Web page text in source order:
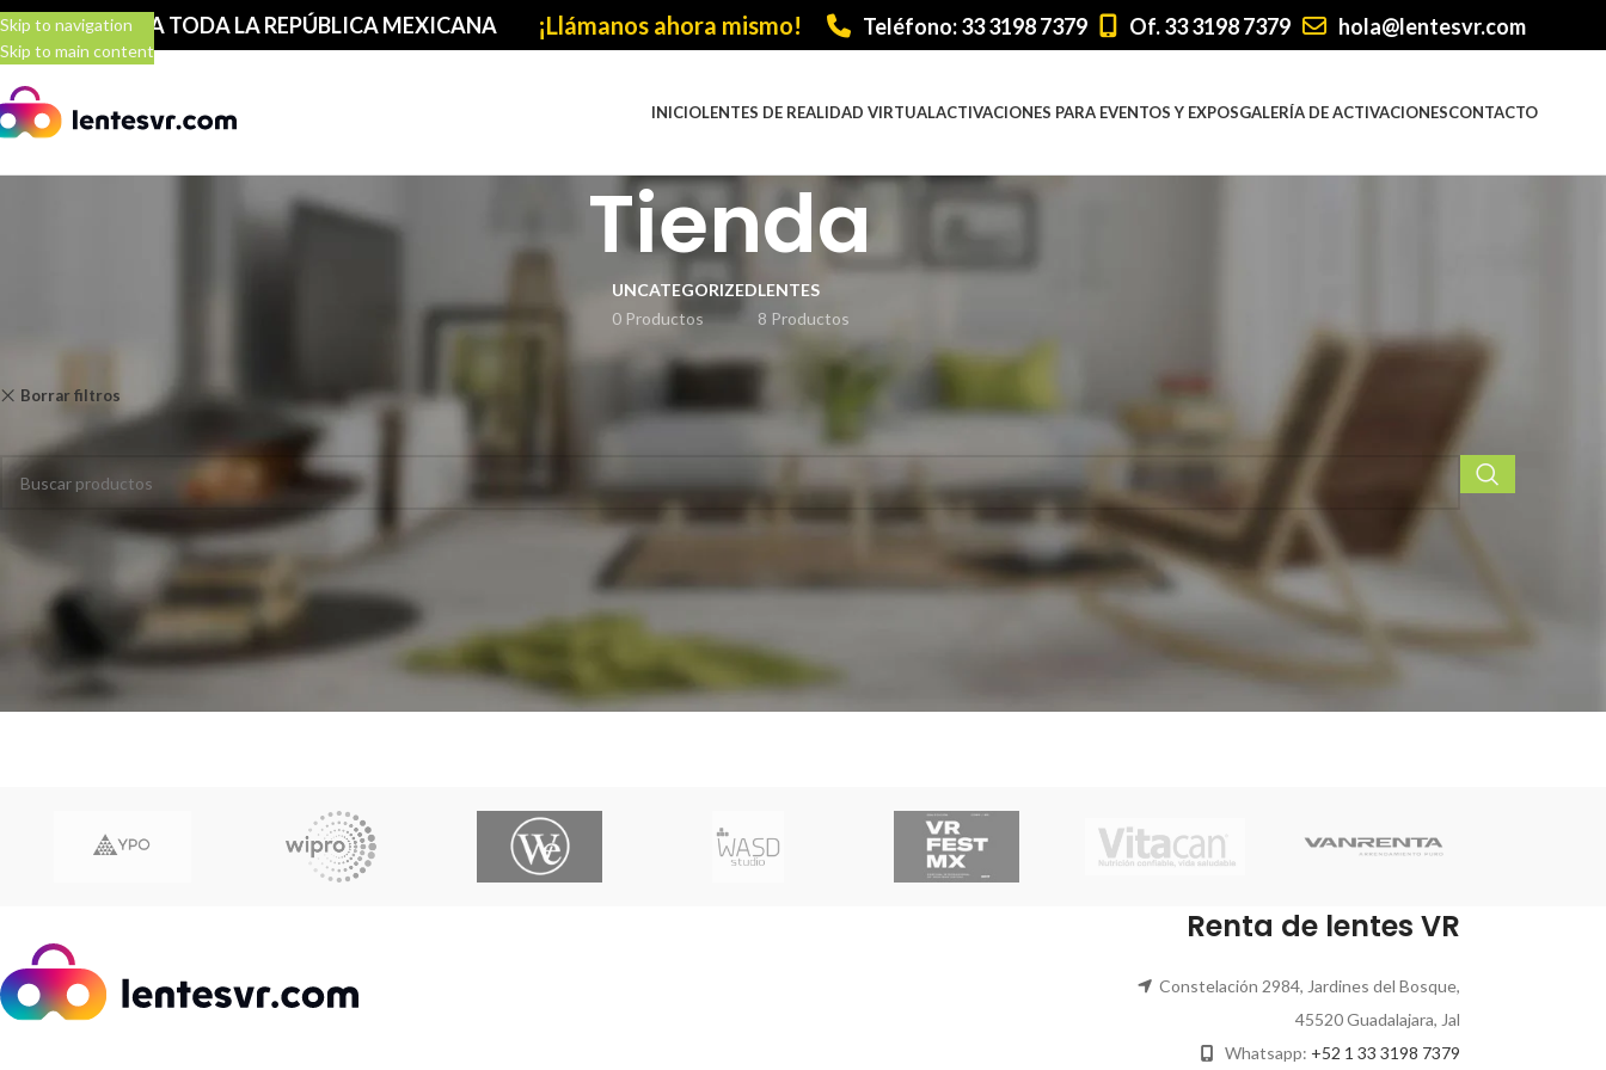
Skip to navigation
Skip to main content
ENVIAMOS A TODA LA REPÚBLICA MEXICANA ¡Llámanos ahora mismo! Teléfono: 33 3198 7379 Of. 33 3198 7379 hola@lentesvr.com
INICIOLENTES DE REALIDAD VIRTUALACTIVACIONES PARA EVENTOS Y EXPOSGALERÍA DE ACTIVACIONESCONTACTO
Tienda
UNCATEGORIZED
0 Productos
LENTES
8 Productos
Borrar filtros Astra Seneca
No se encontraron productos que concuerden con la selección.
Renta de lentes VR
Constelación 2984, Jardines del Bosque,
45520 Guadalajara, Jal
Whatsapp: +52 1 33 3198 7379